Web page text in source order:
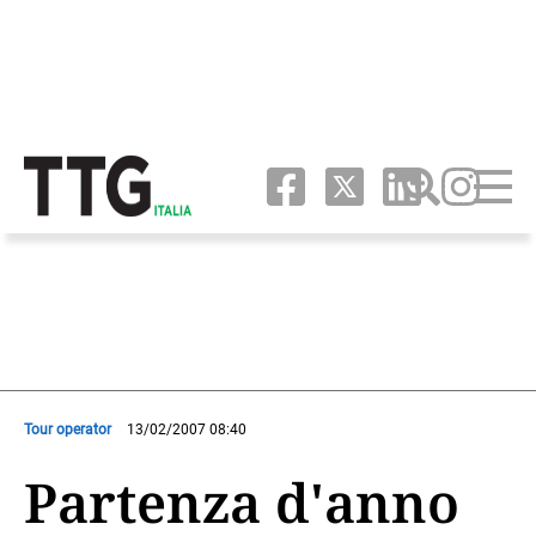
Tour operator 13/02/2007 08:40
Partenza d'anno